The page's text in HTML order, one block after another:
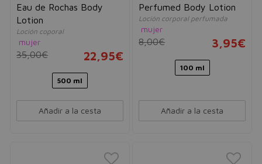
Eau de Rochas Body
Lotion
Loción coporal
mujer
35,00€ 22,95€
500 ml
Añadir a la cesta
Perfumed Body Lotion
Loción corporal perfumada
mujer
8,00€ 3,95€
100 ml
Añadir a la cesta